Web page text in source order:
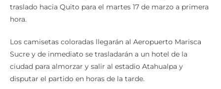
traslado hacia Quito para el martes 17 de marzo a primera
hora.
Los camisetas coloradas llegarán al Aeropuerto Marisca
Sucre y de inmediato se trasladarán a un hotel de la
ciudad para almorzar y salir al estadio Atahualpa y
disputar el partido en horas de la tarde.